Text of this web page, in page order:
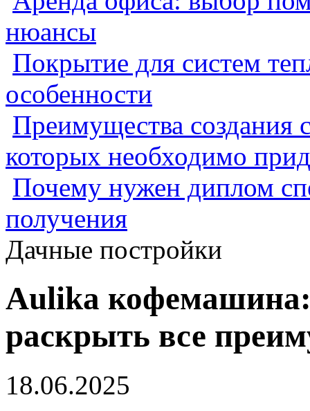
нюансы
Покрытие для систем
особенности
Преимущества создания
которых необходимо
Почему нужен диплом
получения
Дачные постройки
Aulika кофемашина:
раскрыть все
18.06.2025